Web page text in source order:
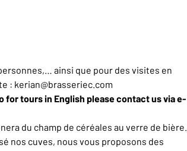
ainsi que pour des visites en
: kerian@brasseriec.com
for tours in English please contact us via e-
du champ de céréales au verre de bière.
nos cuves, nous vous proposons des